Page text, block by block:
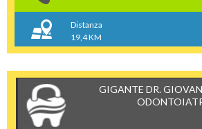
Distanza
19,4 KM
GIGANTE DR.